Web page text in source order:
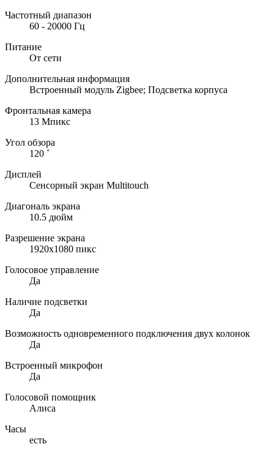
Частотный диапазон
60 - 20000 Гц
Питание
От сети
Дополнительная информация
Встроенный модуль Zigbee; Подсветка корпуса
Фронтальная камера
13 Мпикс
Угол обзора
120 ˚
Дисплей
Сенсорный экран Multitouch
Диагональ экрана
10.5 дюйм
Разрешение экрана
1920x1080 пикс
Голосовое управление
Да
Наличие подсветки
Да
Возможность одновременного подключения двух колонок
Да
Встроенный микрофон
Да
Голосовой помощник
Алиса
Часы
есть